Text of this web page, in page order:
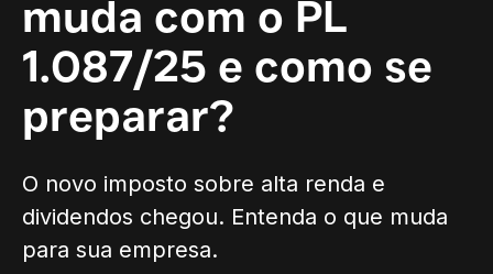
muda com o PL
1.087/25 e como se
preparar?
O novo imposto sobre alta renda e
dividendos chegou. Entenda o que muda
para sua empresa.